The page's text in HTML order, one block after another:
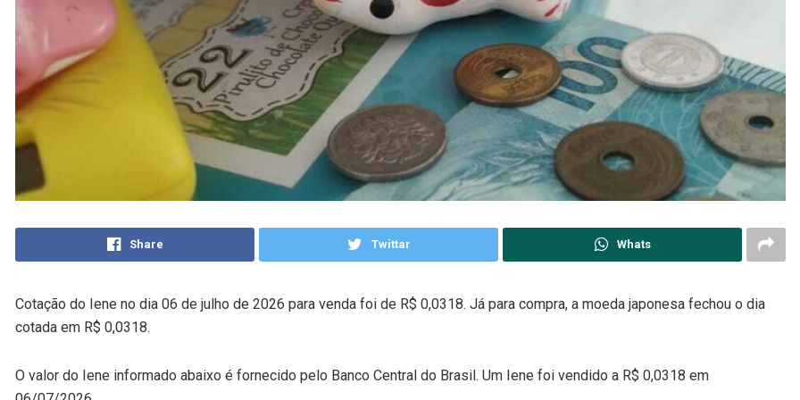
Share Twittar Whats
Cotação do Iene no dia 06 de julho de 2026 para venda foi de R$ 0,0318. Já para compra, a moeda japonesa fechou o dia
cotada em R$ 0,0318.
O valor do Iene informado abaixo é fornecido pelo Banco Central do Brasil. Um Iene foi vendido a R$ 0,0318 em